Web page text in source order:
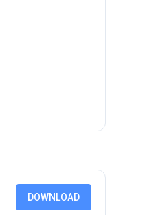
DOWNLOAD